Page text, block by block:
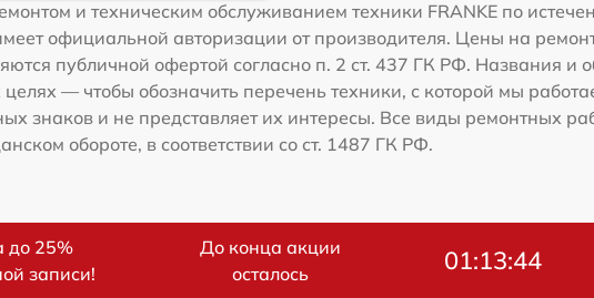
и техническим обслуживанием техники FRANKE по
официальной авторизации от производителя. Цены на
публичной офертой согласно п. 2 ст. 437 ГК РФ. Названия и
— чтобы обозначить перечень техники, с которой мы
знаков и не представляет их интересы. Все виды ремонтных
обороте, в соответствии со ст. 1487 ГК РФ.
до 25%
записи!
До конца акции
осталось
01:13:43